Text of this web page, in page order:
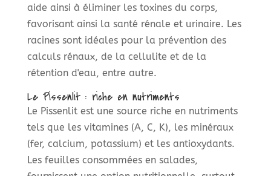
aide ainsi à éliminer les toxines du corps,
favorisant ainsi la santé rénale et urinaire. Les
racines sont idéales pour la prévention des
calculs rénaux, de la cellulite et de la
rétention d'eau, entre autre.
Le Pissenlit : riche en nutriments
Le Pissenlit est une source riche en nutriments
tels que les vitamines (A, C, K), les minéraux
(fer, calcium, potassium) et les antioxydants.
Les feuilles consommées en salades,